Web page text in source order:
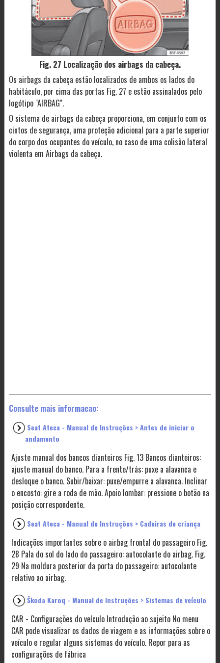
Fig. 27 Localização dos airbags da cabeça.
Os airbags da cabeça estão localizados de ambos os lados do
habitáculo, por cima das portas Fig. 27 e estão assinalados pelo
logótipo "AIRBAG".
O sistema de airbags da cabeça proporciona, em conjunto com os
cintos de segurança, uma proteção adicional para a parte superior
do corpo dos ocupantes do veículo, no caso de uma colisão lateral
violenta em Airbags da cabeça.
Consulte mais informacao:
Seat Ateca - Manual de Instruções > Antes de iniciar o
andamento
Ajuste manual dos bancos dianteiros Fig. 13 Bancos dianteiros:
ajuste manual do banco. Para a frente/trás: puxe a alavanca e
desloque o banco. Subir/baixar: puxe/empurre a alavanca. Inclinar
o encosto: gire a roda de mão. Apoio lombar: pressione o botão na
posição correspondente.
Seat Ateca - Manual de Instruções > Cadeiras de criança
Indicações importantes sobre o airbag frontal do passageiro Fig.
28 Pala do sol do lado do passageiro: autocolante do airbag. Fig.
29 Na moldura posterior da porta do passageiro: autocolante
relativo ao airbag.
Škoda Karoq - Manual de Instruções > Sistemas de veículo
CAR - Configurações do veículo Introdução ao sujeito No menu
CAR pode visualizar os dados de viagem e as informações sobre o
veículo e regular alguns sistemas do veículo. Repor para as
configurações de fábrica